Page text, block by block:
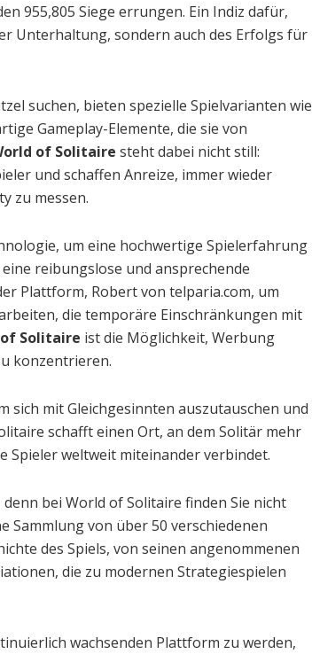
955,805 Siege errungen. Ein Indiz dafür,
Unterhaltung, sondern auch des Erfolgs für
suchen, bieten spezielle Spielvarianten wie
Gameplay-Elemente, die sie von
of Solitaire steht dabei nicht still:
und schaffen Anreize, immer wieder
zu messen.
um eine hochwertige Spielerfahrung
reibungslose und ansprechende
Plattform, Robert von telparia.com, um
die temporäre Einschränkungen mit
Solitaire ist die Möglichkeit, Werbung
konzentrieren.
sich mit Gleichgesinnten auszutauschen und
schafft einen Ort, an dem Solitär mehr
Spieler weltweit miteinander verbindet.
bei World of Solitaire finden Sie nicht
Sammlung von über 50 verschiedenen
des Spiels, von seinen angenommenen
die zu modernen Strategiespielen
wachsenden Plattform zu werden,